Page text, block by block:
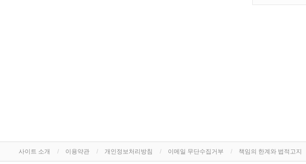
사이트 소개 이용약관 개인정보처리방침 이메일 무단수집거부 책임의 한계와 법적고지